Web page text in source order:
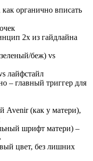
органично вписать
2x из гайдлайна
беж) vs
лайфстайл
– главный триггер для
Avenir (как у матери),
шрифт матери) –
цвет, без лишних